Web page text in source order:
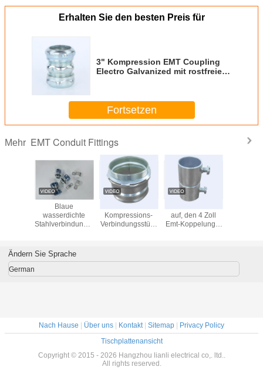
Erhalten Sie den besten Preis für
3" Kompression EMT Coupling
Electro Galvanized mit rostfreiem
Fortsetzen
Mehr EMT Conduit Fittings
mit
auf
Blaue
wasserdichte
Stahlverbindungsstücke
Kompressions-
Verbindungsstück
auf, den 4 Zoll
Emt-Koppelungs-
galvanisierte
Ändern Sie Sprache
German
Nach Hause Über uns Kontakt| Sitemap
Privacy Policy
Tischplattenansicht
Copyright © 2015 - 2026 Hangzhou lianli electrical co,. ltd..
All rights reserved.